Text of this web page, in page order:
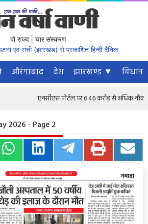
दो राज्य | चार संस्करण
एवं रांची (झारखंड) से प्रकाशित हिन्दी दैनिक
औरंगाबाद देश झारखण्ड ▼
एनसीएस पोर्टल पर 6.46 करोड़ से अधिक नौकरी
2026 - Page 2